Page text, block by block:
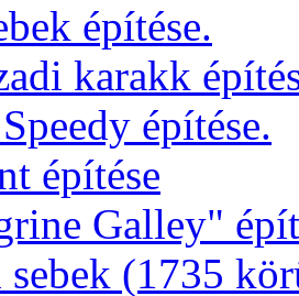
építése.
karakk
építése.
építése
Galley"
sebek (1735